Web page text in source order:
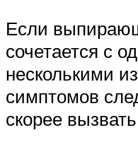
Если
сочетается с
несколькими
симптомов
скорее